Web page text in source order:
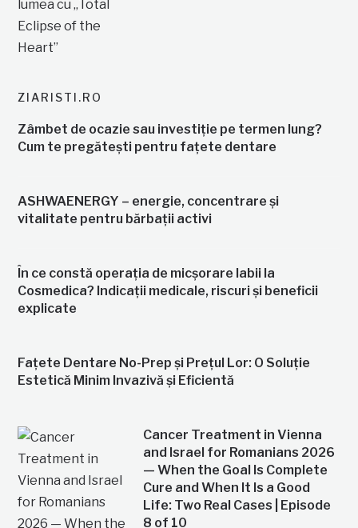
ZIARISTI.RO
Zâmbet de ocazie sau investiție pe termen lung?
Cum te pregătești pentru fațete dentare
ASHWAENERGY – energie, concentrare și
vitalitate pentru bărbații activi
În ce constă operația de micșorare labii la
Cosmedica? Indicații medicale, riscuri și beneficii
explicate
Fațete Dentare No-Prep și Prețul Lor: O Soluție
Estetică Minim Invazivă și Eficientă
Cancer Treatment in Vienna
and Israel for Romanians 2026
— When the Goal Is Complete
Cure and When It Is a Good
Life: Two Real Cases | Episode
8 of 10